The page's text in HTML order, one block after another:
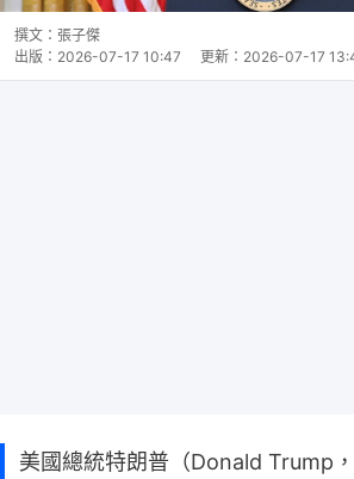
撰文： 張子傑
出版： 2026-07-17 10:47 更新： 2026-07-17
美國總統特朗普（Donald Trump